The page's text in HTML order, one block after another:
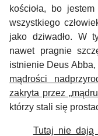
kościoła, bo
wszystkiego
jako dziwadło. W
nawet pragnie
istnienie Deus
mądrości
zakryta przez
którzy stali się
Tutaj nie dają